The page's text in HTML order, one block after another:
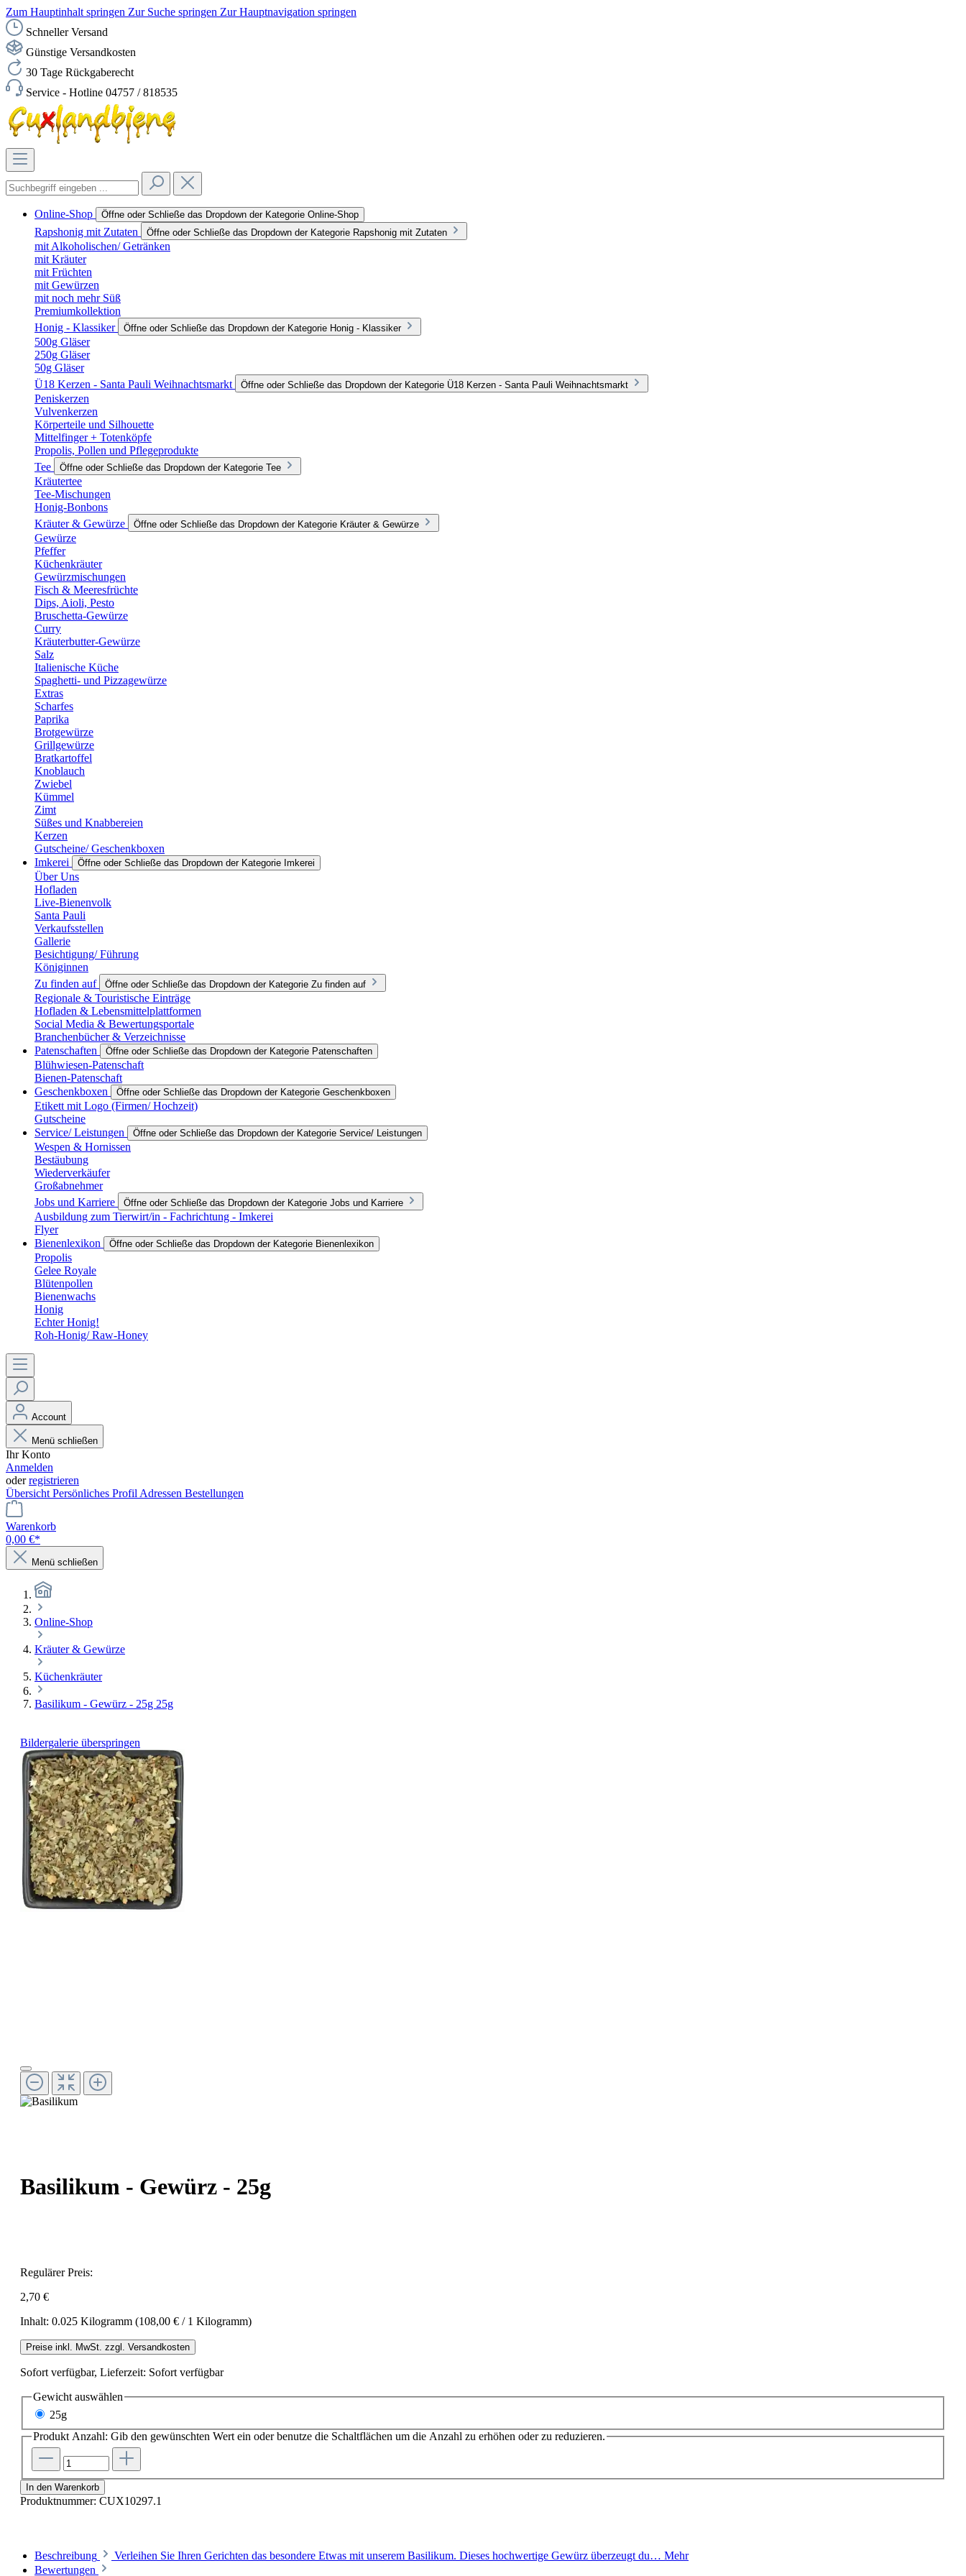
Zum Hauptinhalt springen Zur Suche springen Zur Hauptnavigation springen
Schneller Versand
Günstige Versandkosten
30 Tage Rückgaberecht
Service - Hotline 04757 / 818535
Online-Shop Öffne oder Schließe das Dropdown der Kategorie Online-Shop
Rapshonig mit Zutaten Öffne oder Schließe das Dropdown der Kategorie Rapshonig mit Zutaten
mit Alkoholischen/ Getränken
mit Kräuter
mit Früchten
mit Gewürzen
mit noch mehr Süß
Premiumkollektion
Honig - Klassiker
Öffne oder Schließe das Dropdown der Kategorie Honig - Klassiker
500g Gläser
250g Gläser
50g Gläser
Ü18 Kerzen - Santa Pauli Weihnachtsmarkt
Öffne oder Schließe das Dropdown der Kategorie Ü18 Kerzen - Santa Pauli Weihnachtsmarkt
Peniskerzen
Vulvenkerzen
Körperteile und Silhouette
Mittelfinger + Totenköpfe
Propolis, Pollen und Pflegeprodukte
Tee
Öffne oder Schließe das Dropdown der Kategorie Tee
Kräutertee
Tee-Mischungen
Honig-Bonbons
Kräuter & Gewürze
Öffne oder Schließe das Dropdown der Kategorie Kräuter & Gewürze
Gewürze
Pfeffer
Küchenkräuter
Gewürzmischungen
Fisch & Meeresfrüchte
Dips, Aioli, Pesto
Bruschetta-Gewürze
Curry
Kräuterbutter-Gewürze
Salz
Italienische Küche
Spaghetti- und Pizzagewürze
Extras
Scharfes
Paprika
Brotgewürze
Grillgewürze
Bratkartoffel
Knoblauch
Zwiebel
Kümmel
Zimt
Süßes und Knabbereien
Kerzen
Gutscheine/ Geschenkboxen
Imkerei
Öffne oder Schließe das Dropdown der Kategorie Imkerei
Über Uns
Hofladen
Live-Bienenvolk
Santa Pauli
Verkaufsstellen
Gallerie
Besichtigung/ Führung
Königinnen
Zu finden auf
Öffne oder Schließe das Dropdown der Kategorie Zu finden auf
Regionale & Touristische Einträge
Hofladen & Lebensmittelplattformen
Social Media & Bewertungsportale
Branchenbücher & Verzeichnisse
Patenschaften
Öffne oder Schließe das Dropdown der Kategorie Patenschaften
Blühwiesen-Patenschaft
Bienen-Patenschaft
Geschenkboxen
Öffne oder Schließe das Dropdown der Kategorie Geschenkboxen
Etikett mit Logo (Firmen/ Hochzeit)
Gutscheine
Service/ Leistungen
Öffne oder Schließe das Dropdown der Kategorie Service/ Leistungen
Wespen & Hornissen
Bestäubung
Wiederverkäufer
Großabnehmer
Jobs und Karriere
Öffne oder Schließe das Dropdown der Kategorie Jobs und Karriere
Ausbildung zum Tierwirt/in - Fachrichtung - Imkerei
Flyer
Bienenlexikon
Öffne oder Schließe das Dropdown der Kategorie Bienenlexikon
Propolis
Gelee Royale
Blütenpollen
Bienenwachs
Honig
Echter Honig!
Roh-Honig/ Raw-Honey
Account
Menü schließen
Ihr Konto
Anmelden
oderregistrieren
Übersicht Persönliches Profil Adressen Bestellungen
Warenkorb
0,00 €*
Menü schließen
Online-Shop
Kräuter & Gewürze
Küchenkräuter
Basilikum - Gewürz - 25g 25g
Bildergalerie überspringen
Basilikum - Gewürz - 25g
Regulärer Preis:
2,70 €
Inhalt: 0.025 Kilogramm (108,00 € / 1 Kilogramm)
Preise inkl. MwSt. zzgl. Versandkosten
Sofort verfügbar, Lieferzeit: Sofort verfügbar
Gewicht auswählen
25g
Produkt Anzahl: Gib den gewünschten Wert ein oder benutze die Schaltflächen um die Anzahl zu erhöhen oder zu reduzieren.
In den Warenkorb
Produktnummer: CUX10297.1
Beschreibung Verleihen Sie Ihren Gerichten das besondere Etwas mit unserem Basilikum. Dieses hochwertige Gewürz überzeugt du… Mehr
Bewertungen